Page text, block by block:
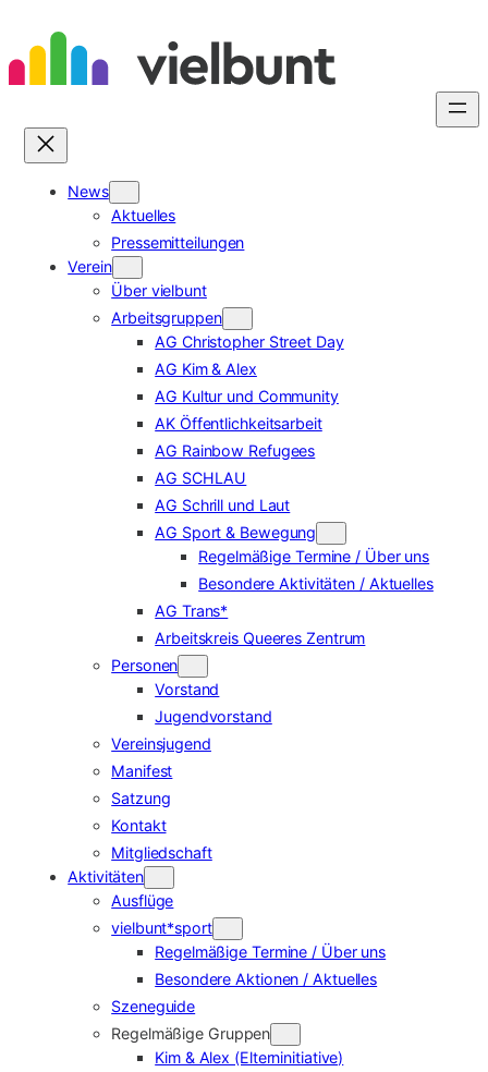
Inhalt
springen
News
Aktuelles
Pressemitteilungen
Verein
Über vielbunt
Arbeitsgruppen
AG Christopher Street Day
AG Kim & Alex
AG Kultur und Community
AK Öffentlichkeitsarbeit
AG Rainbow Refugees
AG SCHLAU
AG Schrill und Laut
AG Sport & Bewegung
Regelmäßige Termine / Über uns
Besondere Aktivitäten / Aktuelles
AG Trans*
Arbeitskreis Queeres Zentrum
Personen
Vorstand
Jugendvorstand
Vereinsjugend
Manifest
Satzung
Kontakt
Mitgliedschaft
Aktivitäten
Ausflüge
vielbunt*sport
Regelmäßige Termine / Über uns
Besondere Aktionen / Aktuelles
Szeneguide
Regelmäßige Gruppen
Kim & Alex (Elterninitiative)